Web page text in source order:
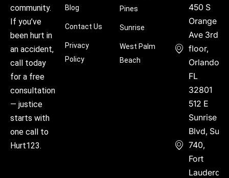
community.
If you’ve
been hurt in
an accident,
call today
for a free
consultation
— justice
starts with
one call to
Hurt123.
Blog
Contact Us
Privacy
Policy
Pines
Sunrise
West Palm
Beach
450 S
Orange
Ave 3rd
floor,
Orlando,
FL
32801
512 E
Sunrise
Blvd, Suite
740,
Fort